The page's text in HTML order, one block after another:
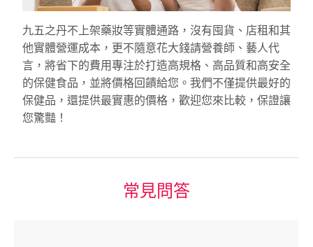
九五之丹不上架藥妝等實體通路，沒有囤貨、店租和其
他實體營運成本，更不隨意花大錢請營養師、藝人代
言，將省下的費用專注於打造高規格、高品質和高安全
的保健食品，並將價格回饋給您。我們不僅提供最好的
保健品，還提供最實惠的價格，歡迎您來比較，保證讓
您驚豔！
常見問答